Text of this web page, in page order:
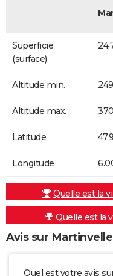
Superficie
(surface)
Altitude min.
Altitude max.
Latitude
Longitude
Quelle est la
Quelle est la
Avis sur Martinvelle
Quel est votre avis